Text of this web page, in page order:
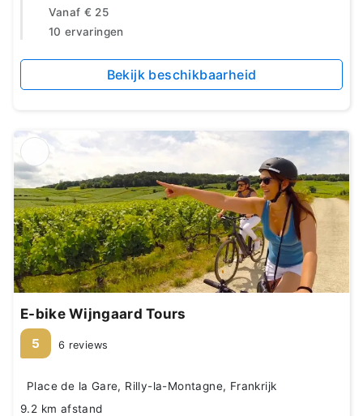
Vanaf € 25
10 ervaringen
Bekijk beschikbaarheid
E-bike Wijngaard Tours
5 6 reviews
Place de la Gare, Rilly-la-Montagne, Frankrijk
9.2 km afstand